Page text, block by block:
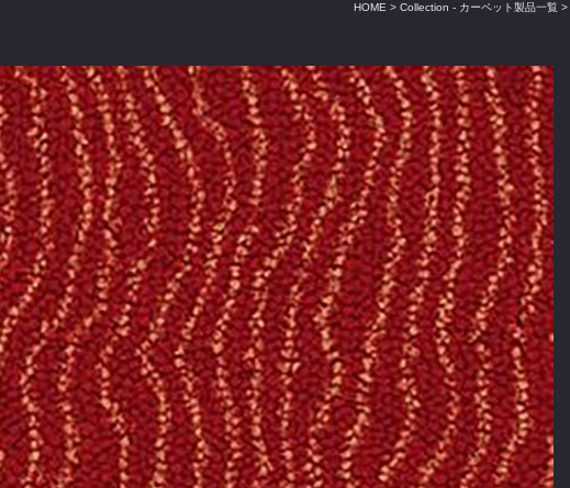
HOME > Collection - カーペット製品一覧 >